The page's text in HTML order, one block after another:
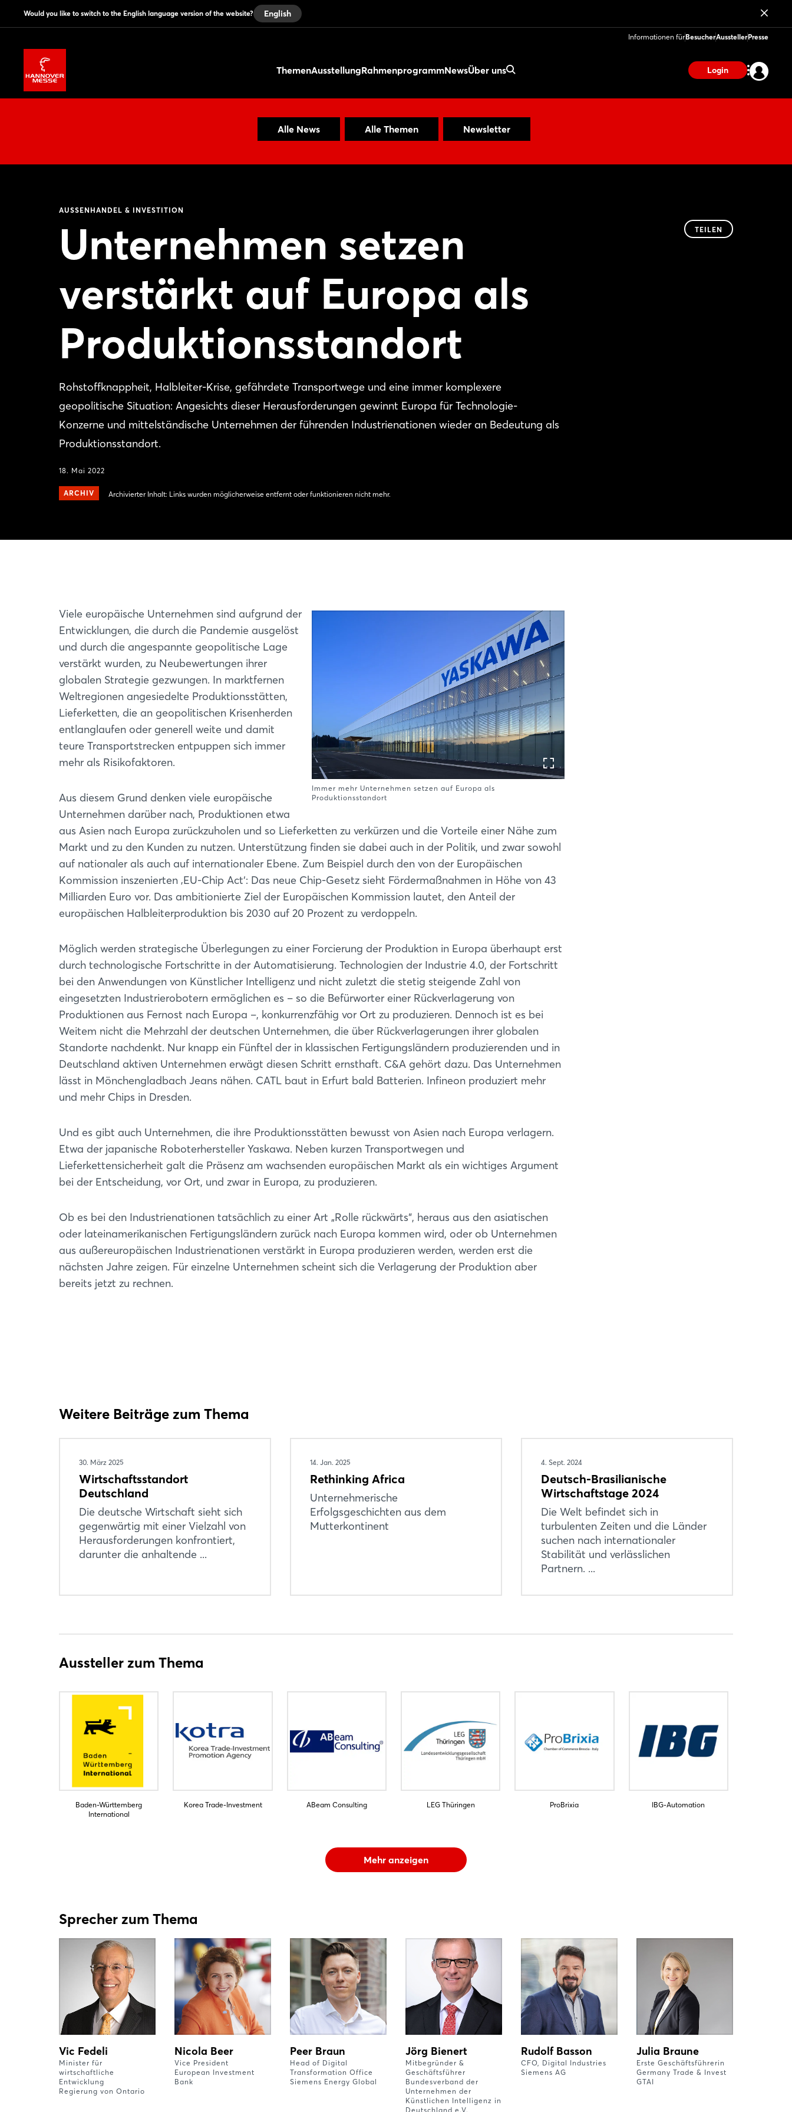
Would you like to switch to the English language version of the website? English
Informationen fürBesucherAusstellerPresse
ThemenAusstellungRahmenprogrammNewsÜber uns Login
Alle News Alle Themen Newsletter
AUSSENHANDEL & INVESTITION
Unternehmen setzen
verstärkt auf Europa als
Produktionsstandort
Rohstoffknappheit, Halbleiter-Krise, gefährdete Transportwege und eine immer komplexere
geopolitische Situation: Angesichts dieser Herausforderungen gewinnt Europa für Technologie-
Konzerne und mittelständische Unternehmen der führenden Industrienationen wieder an Bedeutung als
Produktionsstandort.
18. Mai 2022
ARCHIV Archivierter Inhalt: Links wurden möglicherweise entfernt oder funktionieren nicht mehr.
TEILEN
Immer mehr Unternehmen setzen auf Europa als
Produktionsstandort
Viele europäische Unternehmen sind aufgrund der
Entwicklungen, die durch die Pandemie ausgelöst
und durch die angespannte geopolitische Lage
verstärkt wurden, zu Neubewertungen ihrer
globalen Strategie gezwungen. In marktfernen
Weltregionen angesiedelte Produktionsstätten,
Lieferketten, die an geopolitischen Krisenherden
entlanglaufen oder generell weite und damit
teure Transportstrecken entpuppen sich immer
mehr als Risikofaktoren.
Aus diesem Grund denken viele europäische
Unternehmen darüber nach, Produktionen etwa
aus Asien nach Europa zurückzuholen und so Lieferketten zu verkürzen und die Vorteile einer Nähe zum
Markt und zu den Kunden zu nutzen. Unterstützung finden sie dabei auch in der Politik, und zwar sowohl
auf nationaler als auch auf internationaler Ebene. Zum Beispiel durch den von der Europäischen
Kommission inszenierten ‚EU-Chip Act‘: Das neue Chip-Gesetz sieht Fördermaßnahmen in Höhe von 43
Milliarden Euro vor. Das ambitionierte Ziel der Europäischen Kommission lautet, den Anteil der
europäischen Halbleiterproduktion bis 2030 auf 20 Prozent zu verdoppeln.
Möglich werden strategische Überlegungen zu einer Forcierung der Produktion in Europa überhaupt erst
durch technologische Fortschritte in der Automatisierung. Technologien der Industrie 4.0, der Fortschritt
bei den Anwendungen von Künstlicher Intelligenz und nicht zuletzt die stetig steigende Zahl von
eingesetzten Industrierobotern ermöglichen es – so die Befürworter einer Rückverlagerung von
Produktionen aus Fernost nach Europa –, konkurrenzfähig vor Ort zu produzieren. Dennoch ist es bei
Weitem nicht die Mehrzahl der deutschen Unternehmen, die über Rückverlagerungen ihrer globalen
Standorte nachdenkt. Nur knapp ein Fünftel der in klassischen Fertigungsländern produzierenden und in
Deutschland aktiven Unternehmen erwägt diesen Schritt ernsthaft. C&A gehört dazu. Das Unternehmen
lässt in Mönchengladbach Jeans nähen. CATL baut in Erfurt bald Batterien. Infineon produziert mehr
und mehr Chips in Dresden.
Und es gibt auch Unternehmen, die ihre Produktionsstätten bewusst von Asien nach Europa verlagern.
Etwa der japanische Roboterhersteller Yaskawa. Neben kurzen Transportwegen und
Lieferkettensicherheit galt die Präsenz am wachsenden europäischen Markt als ein wichtiges Argument
bei der Entscheidung, vor Ort, und zwar in Europa, zu produzieren.
Ob es bei den Industrienationen tatsächlich zu einer Art „Rolle rückwärts“, heraus aus den asiatischen
oder lateinamerikanischen Fertigungsländern zurück nach Europa kommen wird, oder ob Unternehmen
aus außereuropäischen Industrienationen verstärkt in Europa produzieren werden, werden erst die
nächsten Jahre zeigen. Für einzelne Unternehmen scheint sich die Verlagerung der Produktion aber
bereits jetzt zu rechnen.
Weitere Beiträge zum Thema
30. März 2025
Wirtschaftsstandort
Deutschland
Die deutsche Wirtschaft sieht sich
gegenwärtig mit einer Vielzahl von
Herausforderungen konfrontiert,
darunter die anhaltende ...
14. Jan. 2025
Rethinking Africa
Unternehmerische
Erfolgsgeschichten aus dem
Mutterkontinent
4. Sept. 2024
Deutsch-Brasilianische
Wirtschaftstage 2024
Die Welt befindet sich in
turbulenten Zeiten und die Länder
suchen nach internationaler
Stabilität und verlässlichen
Partnern. ...
Aussteller zum Thema
Baden-Württemberg
International
Korea Trade-Investment ABeam Consulting LEG Thüringen ProBrixia IBG-Automation
Mehr anzeigen
Sprecher zum Thema
Vic Fedeli
Minister für
wirtschaftliche
Entwicklung
Regierung von Ontario
Nicola Beer
Vice President
European Investment
Bank
Peer Braun
Head of Digital
Transformation Office
Siemens Energy Global
Jörg Bienert
Mitbegründer &
Geschäftsführer
Bundesverband der
Unternehmen der
Künstlichen Intelligenz in
Deutschland e.V.
Rudolf Basson
CFO, Digital Industries
Siemens AG
Julia Braune
Erste Geschäftsführerin
Germany Trade & Invest
GTAI
Login